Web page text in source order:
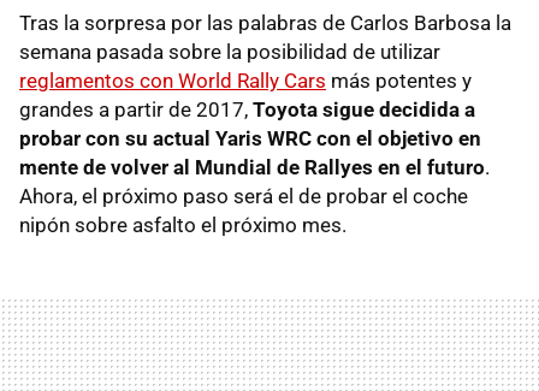
Tras la sorpresa por las palabras de Carlos Barbosa la
semana pasada sobre la posibilidad de utilizar
reglamentos con World Rally Cars más potentes y
grandes a partir de 2017, Toyota sigue decidida a
probar con su actual Yaris WRC con el objetivo en
mente de volver al Mundial de Rallyes en el futuro.
Ahora, el próximo paso será el de probar el coche
nipón sobre asfalto el próximo mes.